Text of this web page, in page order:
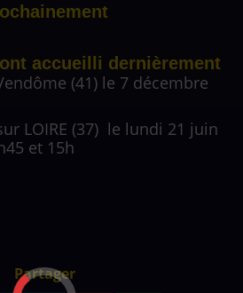
accueilli dernièrement
(41) le 7 décembre
LOIRE (37) le lundi 21 juin
et 15h
Partager